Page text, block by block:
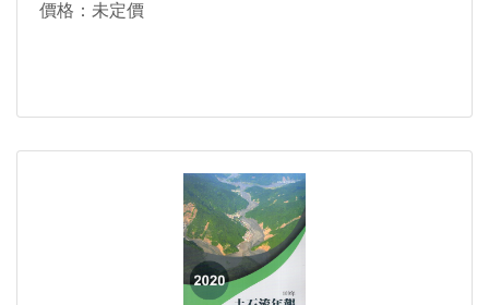
價格：未定價